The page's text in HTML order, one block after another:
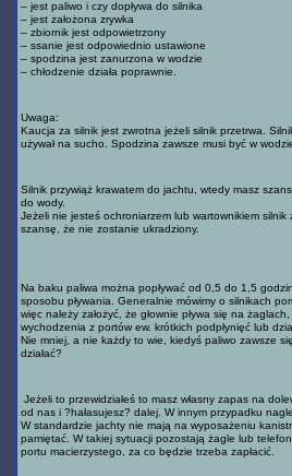
– jest paliwo i czy dopływa do silnika
– jest założona zrywka
– zbiornik jest odpowietrzony
– ssanie jest odpowiednio ustawione
– spodzina jest zanurzona w wodzie
– chłodzenie działa poprawnie.
Uwaga:
Kaucja za silnik jest zwrotna jeżeli silnik przetrwa.
używał na sucho. Spodzina zawsze musi być w
Silnik przywiąż krawatem do jachtu, wtedy masz
do wody.
Jeżeli nie jesteś ochroniarzem lub wartownikiem silnik
szansę, że nie zostanie ukradziony.
Na baku paliwa można popływać od 0,5 do 1,5
sposobu pływania. Generalnie mówimy o silnikach
więc należy założyć, że głownie pływa się na
wychodzenia z portów ew. krótkich podpłynięć lub
Nie mniej, a nie każdy to wie, kiedyś paliwo zawsze
działać?
Jeżeli to przewidziałeś to masz własny zapas na
od nas i ?hałasujesz? dalej. W innym przypadku
W standardzie jachty nie mają na wyposażeniu
pamiętać. W takiej sytuacji pozostają żagle lub
portu macierzystego, za co będzie trzeba zapłacić.